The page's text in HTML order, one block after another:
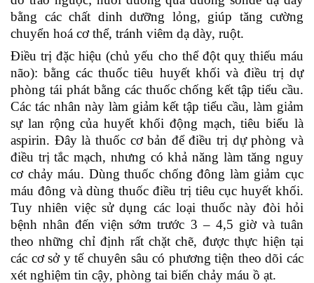
bằng các chất dinh dưỡng lỏng, giúp tăng cường
chuyển hoá cơ thể, tránh viêm dạ dày, ruột.
Điều trị đặc hiệu (chủ yếu cho thể đột quỵ thiếu máu
não): bằng các thuốc tiêu huyết khối và điều trị dự
phòng tái phát bằng các thuốc chống kết tập tiểu cầu.
Các tác nhân này làm giảm kết tập tiểu cầu, làm giảm
sự lan rộng của huyết khối động mạch, tiêu biểu là
aspirin. Đây là thuốc cơ bản để điều trị dự phòng và
điều trị tắc mạch, nhưng có khả năng làm tăng nguy
cơ chảy máu. Dùng thuốc chống đông làm giảm cục
máu đông và dùng thuốc điều trị tiêu cục huyết khối.
Tuy nhiên việc sử dụng các loại thuốc này đòi hỏi
bệnh nhân đến viện sớm trước 3 – 4,5 giờ và tuân
theo những chỉ định rất chặt chẽ, được thực hiện tại
các cơ sở y tế chuyên sâu có phương tiện theo dõi các
xét nghiệm tin cậy, phòng tai biến chảy máu ồ ạt.